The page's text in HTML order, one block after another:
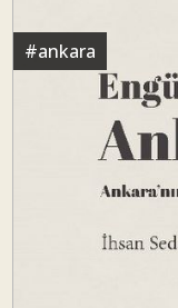
#ankara